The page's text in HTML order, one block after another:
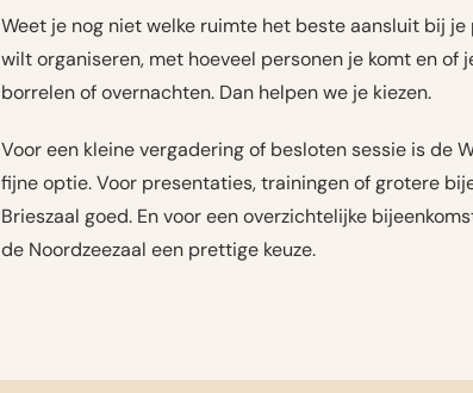
Weet je nog niet welke ruimte het beste aansluit bij
wilt organiseren, met hoeveel personen je komt en of
borrelen of overnachten. Dan helpen we je kiezen.
Voor een kleine vergadering of besloten sessie is de
fijne optie. Voor presentaties, trainingen of grotere
Brieszaal goed. En voor een overzichtelijke
de Noordzeezaal een prettige keuze.